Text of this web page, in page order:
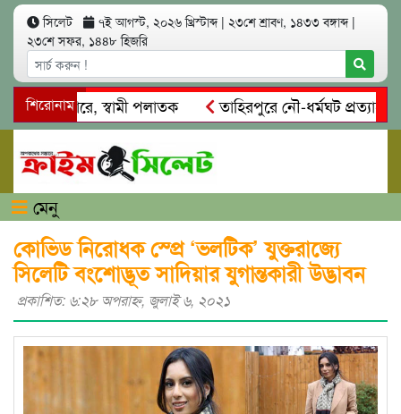
সিলেট ৭ই আগস্ট, ২০২৬ খ্রিস্টাব্দ | ২৩শে শ্রাবণ, ১৪৩৩ বঙ্গাব্দ |
২৩শে সফর, ১৪৪৮ হিজরি
শিরোনাম
কারাগারে, স্বামী পলাতক
তাহিরপুরে নৌ-ধর্মঘট প্রত্যাহার:
নগরীতে কোটি টাকার সম্পত্তি দখলের চেষ্টা: গ্রেফতারের পর
মেনু
কোভিড নিরোধক স্প্রে ‘ভলটিক’ যুক্তরাজ্যে
সিলেটি বংশোদ্ভূত সাদিয়ার যুগান্তকারী উদ্ভাবন
প্রকাশিত: ৬:২৮ অপরাহ্ণ, জুলাই ৬, ২০২১